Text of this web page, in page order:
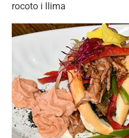
rocoto i llima